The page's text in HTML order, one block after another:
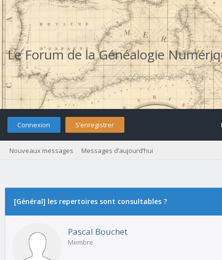
Le Forum de la Généalogie
Connexion S’enregistrer
Nouveaux messages Messages d’aujourd’hui
[Général] les repertoires sont consultables ?
Pascal Bouchet
Membre